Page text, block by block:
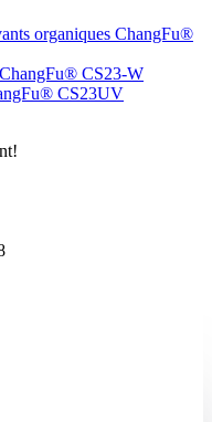
organiques ChangFu®
CS23-W
CS23UV